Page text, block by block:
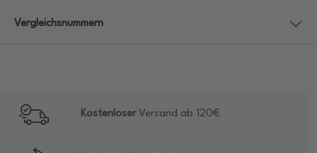
Vergleichsnummern
KostenloserVersand ab 120€